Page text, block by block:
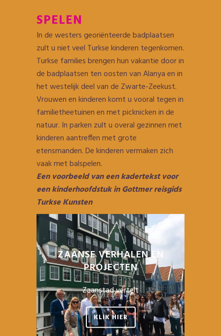
SPELEN
In de westers georiënteerde badplaatsen
zult u niet veel Turkse kinderen tegenkomen.
Turkse families brengen hun vakantie door in
de badplaatsen ten oosten van Alanya en in
het westelijk deel van de Zwarte-Zeekust.
Vrouwen en kinderen komt u vooral tegen in
familietheetuinen en met picknicken in de
natuur. In parken zult u overal gezinnen met
kinderen aantreffen met grote
etensmanden. De kinderen vermaken zich
vaak met balspelen.
Een voorbeeld van een kadertekst voor
een kinderhoofdstuk in Gottmer reisgids
Turkse Kunsten
ZAANSE VERHALEN EN
PROJECTEN
Zaanstad vertelt
KLIK HIER